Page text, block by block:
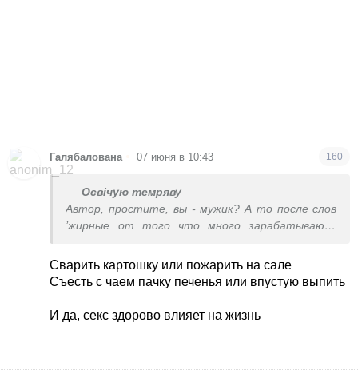
Галябалована 07 июня в 10:43 160
Освічую темряву
Автор, простите, вы - мужик? А то после слов
’жирные от того что много зарабатывают’
тоже удивительный пассаж. Его отсутствие
разве что косвенно может загнать в депресняк,
не всегда и не у всех, а сам по себе он тратит
Сварить картошку или пожарить на сале
Съесть с чаем пачку печенья или впустую выпить
И да, секс здорово влияет на жизнь